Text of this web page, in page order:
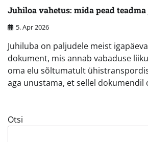
Juhiloa vahetus: mida pead teadma
5. Apr 2026
Juhiluba on paljudele meist
dokument, mis annab vabaduse
oma elu sõltumatult
aga unustama, et sellel dokumendil
Otsi